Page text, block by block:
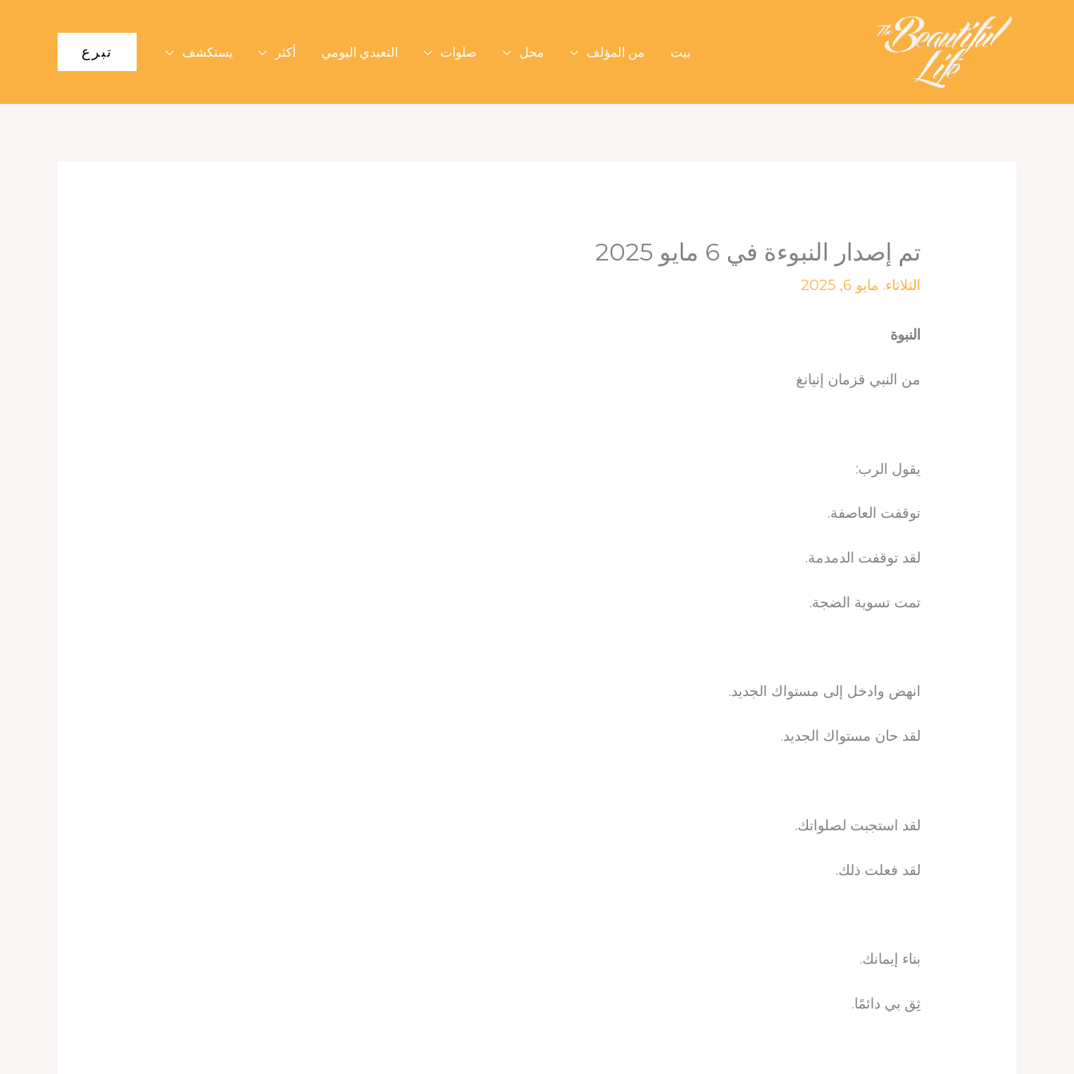
بيت من المؤلف محل صلوات التعبدي اليومي أكثر يستكشف تبرع
تم إصدار النبوءة في 6 مايو 2025
الثلاثاء. مايو 6, 2025
النبوة
من النبي قزمان إنيانغ
يقول الرب:
توقفت العاصفة.
لقد توقفت الدمدمة.
تمت تسوية الضجة.
انهض وادخل إلى مستواك الجديد.
لقد حان مستواك الجديد.
لقد استجبت لصلواتك.
لقد فعلت ذلك.
بناء إيمانك.
ثِق بي دائمًا.